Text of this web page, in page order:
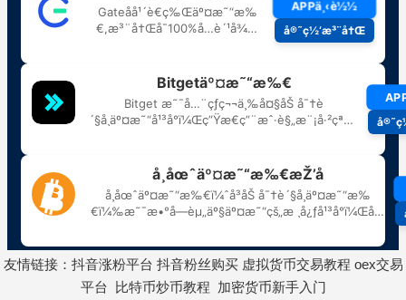
友情链接： 抖音涨粉平台 抖音粉丝购买 虚拟货币交易教程 oex交易
平台
比特币炒币教程 加密货币新手入门